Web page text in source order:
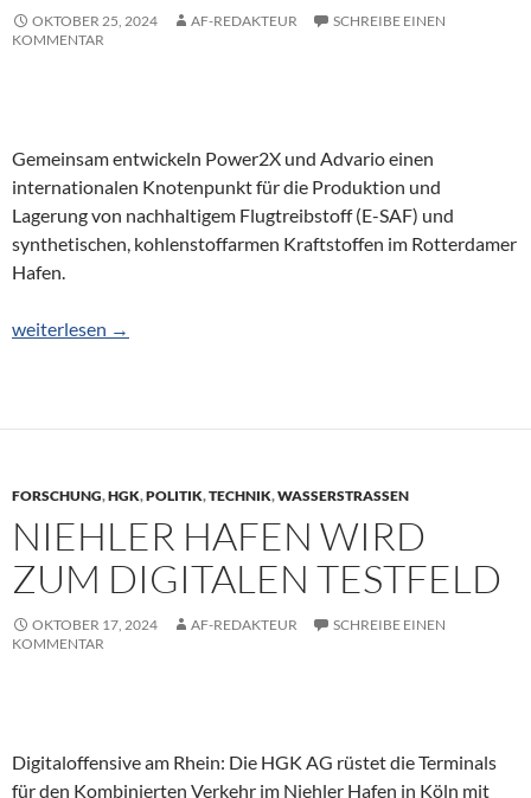
OKTOBER 25, 2024 AF-REDAKTEUR
SCHREIBE EINEN
KOMMENTAR
Gemeinsam entwickeln Power2X und Advario einen
internationalen Knotenpunkt für die Produktion und
Lagerung von nachhaltigem Flugtreibstoff (E-SAF) und
synthetischen, kohlenstoffarmen Kraftstoffen im Rotterdamer
Hafen.
E-SAF-Hub von Weltformat im Rotterdamer Hafen
weiterlesen →
FORSCHUNG,HGK,POLITIK,TECHNIK,WASSERSTRASSEN
NIEHLER HAFEN WIRD
ZUM DIGITALEN TESTFELD
OKTOBER 17, 2024 AF-REDAKTEUR
SCHREIBE EINEN
KOMMENTAR
Digitaloffensive am Rhein: Die HGK AG rüstet die Terminals
für den Kombinierten Verkehr im Niehler Hafen in Köln mit